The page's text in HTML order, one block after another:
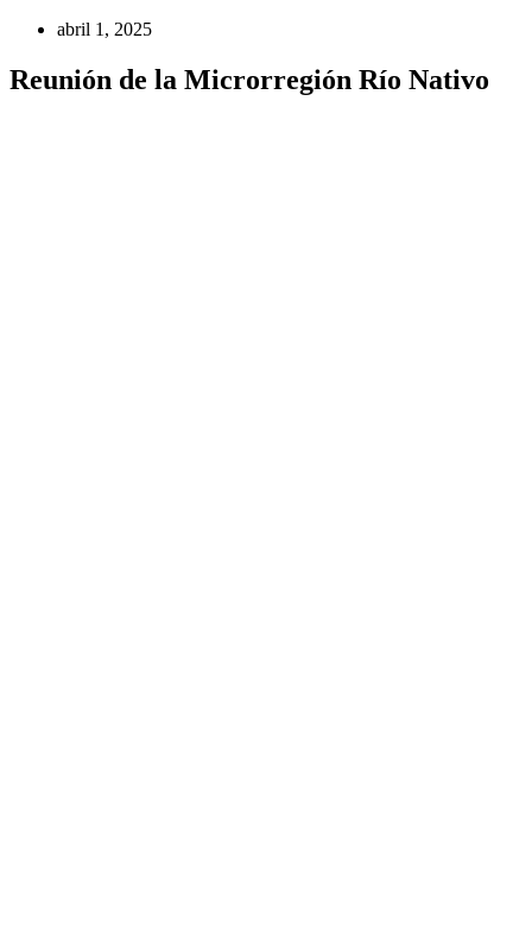
abril 1, 2025
Reunión de la Microrregión Río Nativo